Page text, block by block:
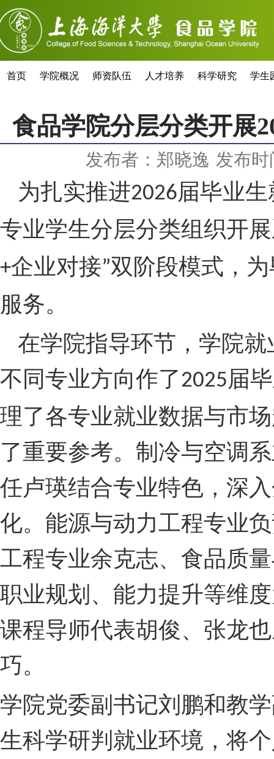
首页 学院概况 师资队伍 人才培养 科学研究 学生
食品学院分层分类开展
发布者：郑晓逸 发布
为扎实推进2026届毕业
专业学生分层分类组织开
+企业对接”双阶段模式，
服务。
在学院指导环节，学院
不同专业方向作了2025届
理了各专业就业数据与市
了重要参考。制冷与空调
任卢瑛结合专业特色，深
化。能源与动力工程专业
工程专业余克志、食品质
职业规划、能力提升等维
课程导师代表胡俊、张龙
巧。
学院党委副书记刘鹏和教
生科学研判就业环境，将